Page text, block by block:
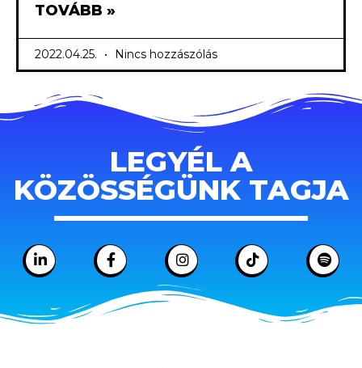
TOVÁBB »
2022.04.25. Nincs hozzászólás
LEGYÉL A
KÖZÖSSÉGÜNK TAGJA